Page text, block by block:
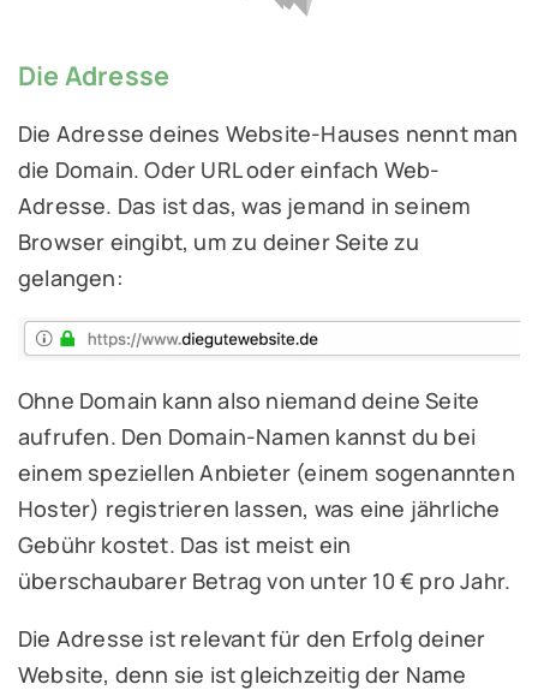
Die Adresse
Die Adresse deines Website-Hauses nennt man
die Domain. Oder URL oder einfach Web-
Adresse. Das ist das, was jemand in seinem
Browser eingibt, um zu deiner Seite zu
gelangen:
Ohne Domain kann also niemand deine Seite
aufrufen. Den Domain-Namen kannst du bei
einem speziellen Anbieter (einem sogenannten
Hoster) registrieren lassen, was eine jährliche
Gebühr kostet. Das ist meist ein
überschaubarer Betrag von unter 10 € pro Jahr.
Die Adresse ist relevant für den Erfolg deiner
Website, denn sie ist gleichzeitig der Name